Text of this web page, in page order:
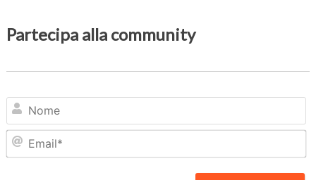
Partecipa alla community